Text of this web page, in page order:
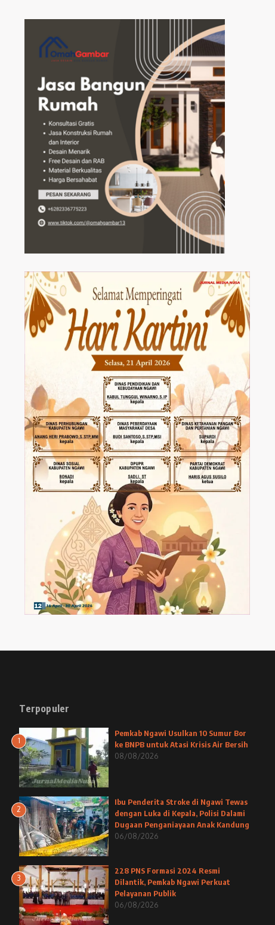
Terpopuler
1
Pemkab Ngawi Usulkan 10 Sumur Bor
ke BNPB untuk Atasi Krisis Air Bersih
08/08/2026
2
Ibu Penderita Stroke di Ngawi Tewas
dengan Luka di Kepala, Polisi Dalami
Dugaan Penganiayaan Anak Kandung
06/08/2026
3
228 PNS Formasi 2024 Resmi
Dilantik, Pemkab Ngawi Perkuat
Pelayanan Publik
06/08/2026